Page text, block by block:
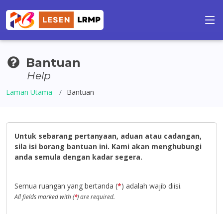
Bantuan
Help
Laman Utama Bantuan
Untuk sebarang pertanyaan, aduan atau cadangan,
sila isi borang bantuan ini. Kami akan menghubungi
anda semula dengan kadar segera.
Semua ruangan yang bertanda (*) adalah wajib diisi.
All fields marked with (*) are required.